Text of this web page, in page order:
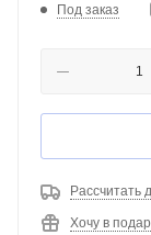
Под заказ
Рассчитать
Хочу в